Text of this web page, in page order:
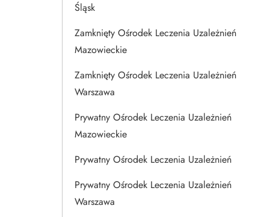
Śląsk
Zamknięty Ośrodek Leczenia Uzależnień
Mazowieckie
Zamknięty Ośrodek Leczenia Uzależnień
Warszawa
Prywatny Ośrodek Leczenia Uzależnień
Mazowieckie
Prywatny Ośrodek Leczenia Uzależnień
Prywatny Ośrodek Leczenia Uzależnień
Warszawa